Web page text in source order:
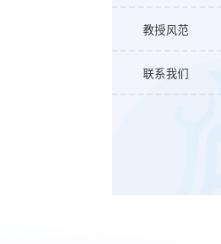
教授风范
联系我们